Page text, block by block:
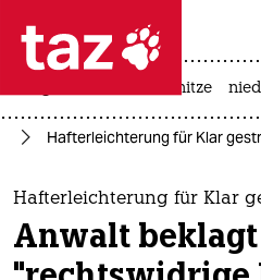
 taz zahl
taz zahl ich
themen
politik
hitze
Hafterleichterung für Klar
Hafterleichterung für Klar
Anwalt beklagt